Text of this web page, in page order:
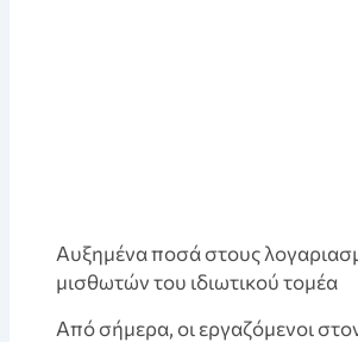
Αυξημένα ποσά στους
μισθωτών του ιδιωτικού τομέα
Από σήμερα, οι εργαζόμενοι